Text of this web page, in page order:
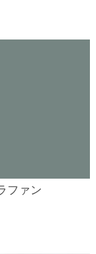
ファン